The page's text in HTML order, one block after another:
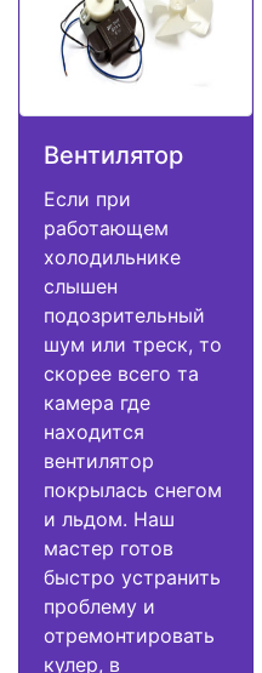
Вентилятор
Если при
работающем
холодильнике
слышен
подозрительный
шум или треск, то
скорее всего та
камера где
находится
вентилятор
покрылась снегом
и льдом. Наш
мастер готов
быстро устранить
проблему и
отремонтировать
кулер, в